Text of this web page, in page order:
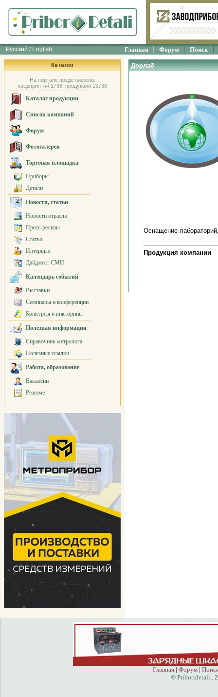
Русский / English Главная Форум Поиск
Каталог
На портале представлено:
предприятий 1738, продукции 13738
Каталог продукции
Список компаний
Форум
Фотогалерея
Торговая площадка
Приборы
Детали
Новости, статьи
Новости отрасли
Пресс-релизы
Статьи
Интервью
Дайджест СМИ
Календарь событий
Выставки
Семинары и конференции
Конкурсы и викторины
Полезная информация
Справочник метролога
Полезные ссылки
Работа, образование
Вакансии
Резюме
Дорлаб
Оснащение
Продукция компании
Главная| Форум|
© Priboridetali ,